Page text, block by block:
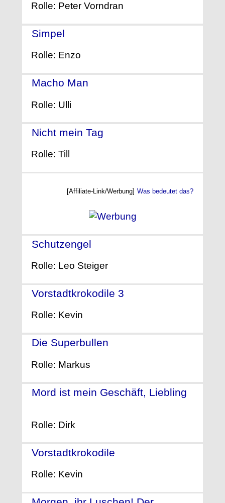
Rolle: Peter Vorndran
Simpel
Rolle: Enzo
Macho Man
Rolle: Ulli
Nicht mein Tag
Rolle: Till
[Affiliate-Link/Werbung] Was bedeutet das?
Schutzengel
Rolle: Leo Steiger
Vorstadtkrokodile 3
Rolle: Kevin
Die Superbullen
Rolle: Markus
Mord ist mein Geschäft, Liebling
Rolle: Dirk
Vorstadtkrokodile
Rolle: Kevin